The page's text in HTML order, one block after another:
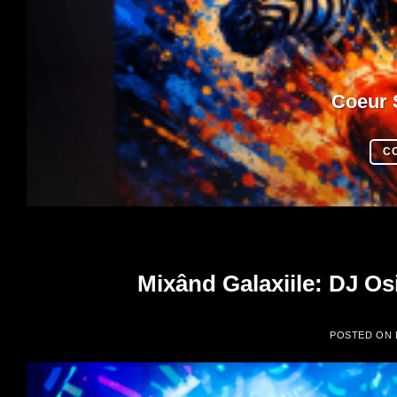
Coeur
Mixând Galaxiile: DJ
POSTED ON